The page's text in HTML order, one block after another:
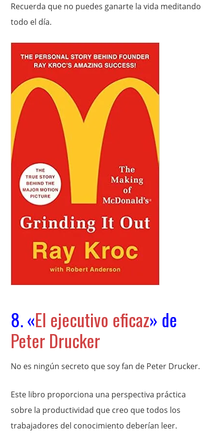
Recuerda que no puedes ganarte la vida meditando
todo el día.
8. «El ejecutivo eficaz» de
Peter Drucker
No es ningún secreto que soy fan de Peter Drucker.
Este libro proporciona una perspectiva práctica
sobre la productividad que creo que todos los
trabajadores del conocimiento deberían leer.